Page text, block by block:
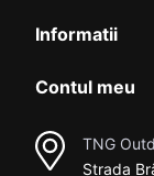
Informatii
Contul meu
TNG
Strada